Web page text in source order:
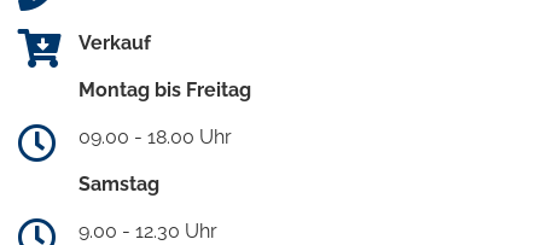
Verkauf
Montag bis Freitag
09.00 - 18.00 Uhr
Samstag
9.00 - 12.30 Uhr